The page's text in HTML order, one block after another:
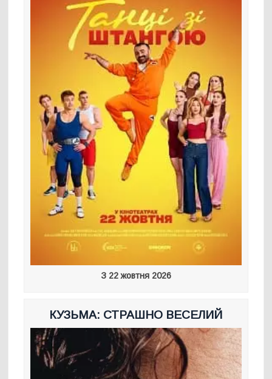
З 22 жовтня 2026
КУЗЬМА: СТРАШНО ВЕСЕЛИЙ